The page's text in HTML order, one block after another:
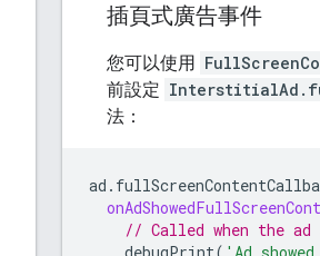
插頁式廣告事件
您可以使用
前設定
法：
ad .
// Called when the